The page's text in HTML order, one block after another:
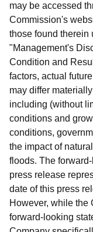
may be accessed
Commission's
those found therein
"Management's
Condition and
factors, actual
may differ
including (without
conditions and
conditions,
the impact of
floods. The
press release
date of this press
However, while the
forward-looking